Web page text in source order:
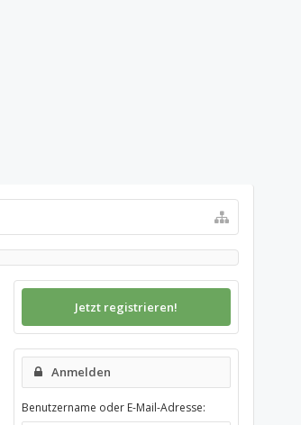
Jetzt registrieren!
Anmelden
Benutzername oder E-Mail-Adresse: